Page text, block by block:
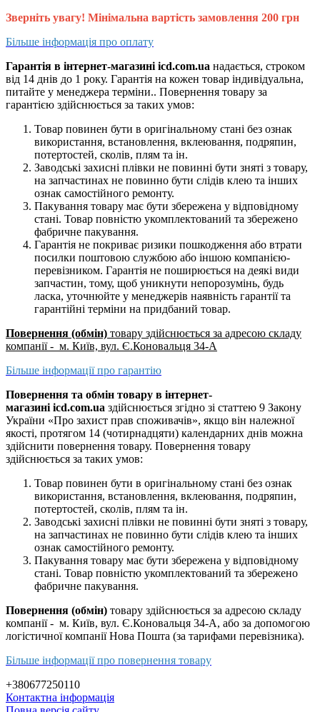
Зверніть увагу! Мінімальна вартість замовлення 200 грн
Більше інформація про оплату
Гарантія в інтернет-магазині icd.com.ua надається, строком
від 14 днів до 1 року. Гарантія на кожен товар індивідуальна,
питайте у менеджера терміни.. Повернення товару за
гарантією здійснюється за таких умов:
Товар повинен бути в оригінальному стані без ознак
використання, встановлення, вклеювання, подряпин,
потертостей, сколів, плям та ін.
Заводські захисні плівки не повинні бути зняті з товару,
на запчастинах не повинно бути слідів клею та інших
ознак самостійного ремонту.
Пакування товару має бути збережена у відповідному
стані. Товар повністю укомплектований та збережено
фабричне пакування.
Гарантія не покриває ризики пошкодження або втрати
посилки поштовою службою або іншою компанією-
перевізником. Гарантія не поширюється на деякі види
запчастин, тому, щоб уникнути непорозумінь, будь
ласка, уточнюйте у менеджерів наявність гарантії та
гарантійні терміни на придбаний товар.
Повернення (обмін) товару здійснюється за адресою складу
компанії - м. Київ, вул. Є.Коновальця 34-А
Більше інформації про гарантію
Повернення та обмін товару в інтернет-
магазині icd.com.ua здійснюється згідно зі статтею 9 Закону
України «Про захист прав споживачів», якщо він належної
якості, протягом 14 (чотирнадцяти) календарних днів можна
здійснити повернення товару. Повернення товару
здійснюється за таких умов:
Товар повинен бути в оригінальному стані без ознак
використання, встановлення, вклеювання, подряпин,
потертостей, сколів, плям та ін.
Заводські захисні плівки не повинні бути зняті з товару,
на запчастинах не повинно бути слідів клею та інших
ознак самостійного ремонту.
Пакування товару має бути збережена у відповідному
стані. Товар повністю укомплектований та збережено
фабричне пакування.
Повернення (обмін) товару здійснюється за адресою складу
компанії - м. Київ, вул. Є.Коновальця 34-А, або за допомогою
логістичної компанії Нова Пошта (за тарифами перевізника).
Більше інформації про повернення товару
+380677250110
Контактна інформація